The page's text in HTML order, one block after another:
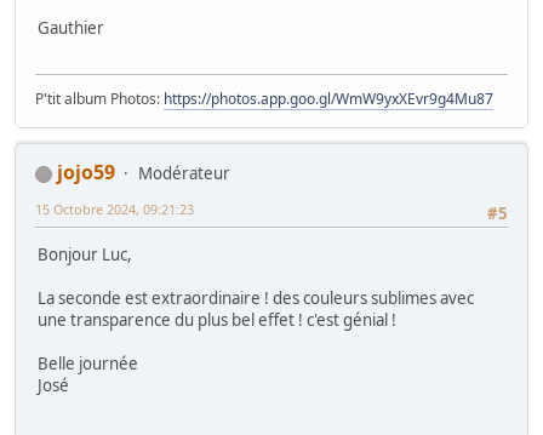
Gauthier
P'tit album Photos: https://photos.app.goo.gl/WmW9yxXEvr9g4Mu87
jojo59
Modérateur
#5
15 Octobre 2024, 09:21:23
Bonjour Luc,
La seconde est extraordinaire ! des couleurs sublimes avec
une transparence du plus bel effet ! c'est génial !
Belle journée
José